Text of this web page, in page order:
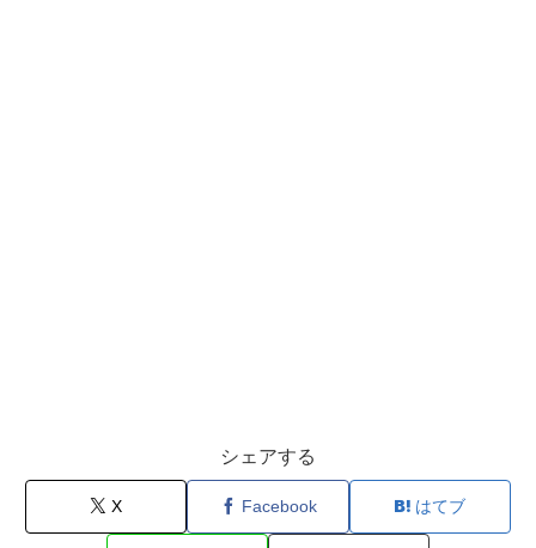
シェアする
X Facebook はてブ